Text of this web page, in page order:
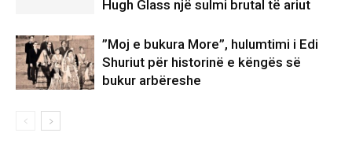
Hugh Glass një sulmi brutal të ariut
”Moj e bukura More”, hulumtimi i Edi
Shuriut për historinë e këngës së
bukur arbëreshe